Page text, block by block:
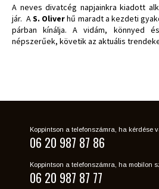
A neves divatcég napjainkra kiadott
jár. AS. Oliverhű maradt a kezdeti
párban kínálja. A vidám, könnyed
népszerűek, követik az aktuális
Koppintson a telefonszámra, ha kérdése
06 20 987 87 86
Koppintson a telefonszámra, ha mobilon
06 20 987 87 77